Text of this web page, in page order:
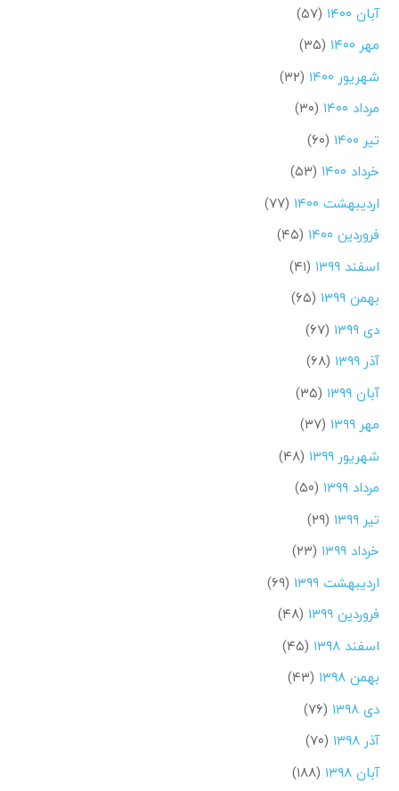
آبان ۱۴۰۰
(۵۷)
مهر ۱۴۰۰
(۳۵)
شهریور ۱۴۰۰
(۳۲)
مرداد ۱۴۰۰
(۳۰)
تیر ۱۴۰۰
(۶۰)
خرداد ۱۴۰۰
(۵۳)
اردیبهشت ۱۴۰۰
(۷۷)
فروردین ۱۴۰۰
(۴۵)
اسفند ۱۳۹۹
(۴۱)
بهمن ۱۳۹۹
(۶۵)
دی ۱۳۹۹
(۶۷)
آذر ۱۳۹۹
(۶۸)
آبان ۱۳۹۹
(۳۵)
مهر ۱۳۹۹
(۳۷)
شهریور ۱۳۹۹
(۴۸)
مرداد ۱۳۹۹
(۵۰)
تیر ۱۳۹۹
(۲۹)
خرداد ۱۳۹۹
(۲۳)
اردیبهشت ۱۳۹۹
(۶۹)
فروردین ۱۳۹۹
(۴۸)
اسفند ۱۳۹۸
(۴۵)
بهمن ۱۳۹۸
(۴۳)
دی ۱۳۹۸
(۷۶)
آذر ۱۳۹۸
(۷۰)
آبان ۱۳۹۸
(۱۸۸)